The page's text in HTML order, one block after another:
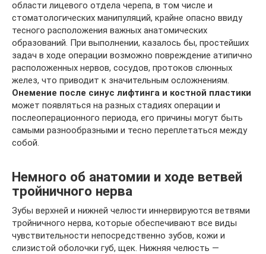
области лицевого отдела черепа, в том числе и
стоматологических манипуляций, крайне опасно ввиду
тесного расположения важных анатомических
образований. При выполнении, казалось бы, простейших
задач в ходе операции возможно повреждение атипично
расположенных нервов, сосудов, протоков слюнных
желез, что приводит к значительным осложнениям.
Онемение после синус лифтинга и костной пластики
может появляться на разных стадиях операции и
послеоперационного периода, его причины могут быть
самыми разнообразными и тесно переплетаться между
собой.
Немного об анатомии и ходе ветвей
тройничного нерва
Зубы верхней и нижней челюсти иннервируются ветвями
тройничного нерва, которые обеспечивают все виды
чувствительности непосредственно зубов, кожи и
слизистой оболочки губ, щек. Нижняя челюсть —